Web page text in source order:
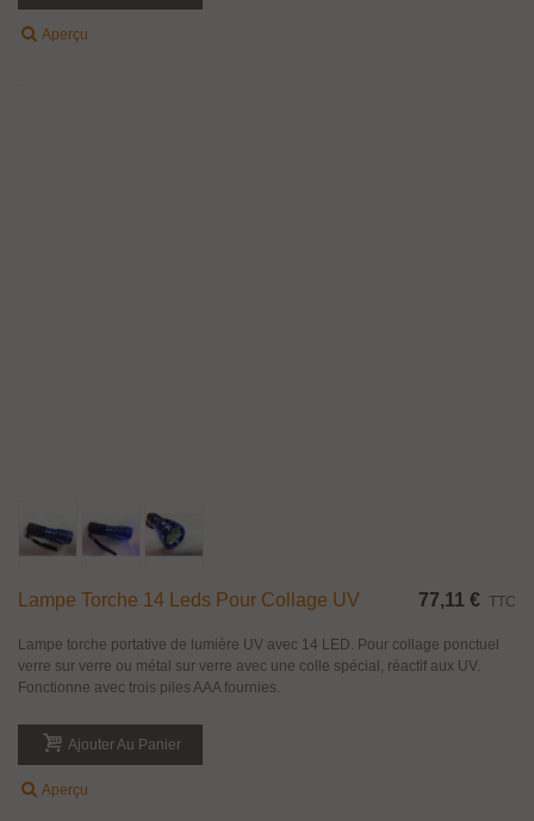
Aperçu
Lampe Torche 14 Leds Pour Collage UV 77,11 € TTC
Lampe torche portative de lumière UV avec 14 LED. Pour collage ponctuel
verre sur verre ou métal sur verre avec une colle spécial, réactif aux UV.
Fonctionne avec trois piles AAA fournies.
Ajouter Au Panier
Aperçu